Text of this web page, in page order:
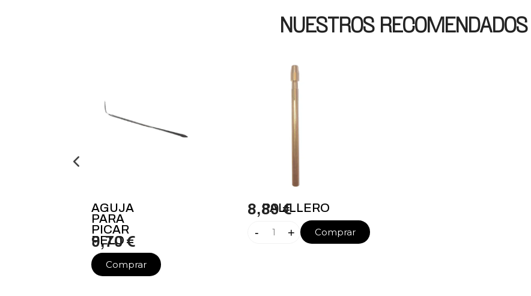
NUESTROS RECOMENDADOS
AGUJA
PARA
PICAR
PELO
9,70 €
Comprar
PALILLERO
8,89 €
- + Comprar